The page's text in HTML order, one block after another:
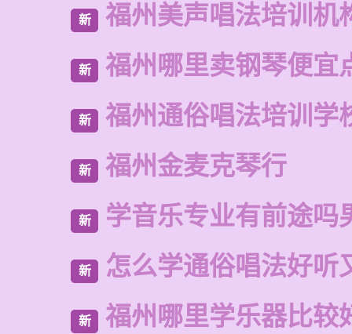
新 福州美声唱法培训机
新 福州哪里卖钢琴便宜
新 福州通俗唱法培训学
新 福州金麦克琴行
新 学音乐专业有前途吗
新 怎么学通俗唱法好听
新 福州哪里学乐器比较